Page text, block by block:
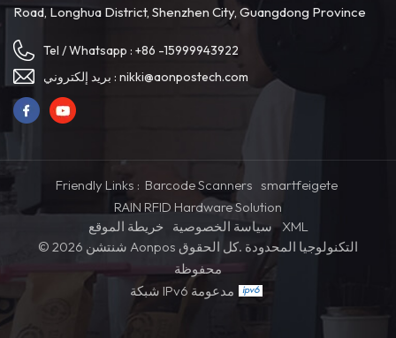
Road, Longhua District, Shenzhen City, Guangdong Province
Tel / Whatsapp : +86 -15999943922
بريد إلكتروني : nikki@aonpostech.com
Friendly Links : Barcode Scanners smartfeigete
RAIN RFID Hardware Solution
خريطة الموقع
سياسة الخصوصية
XML
© 2026 شنتشن Aonpos التكنولوجيا المحدودة .كل الحقوق
محفوظة
شبكة IPv6 مدعومة